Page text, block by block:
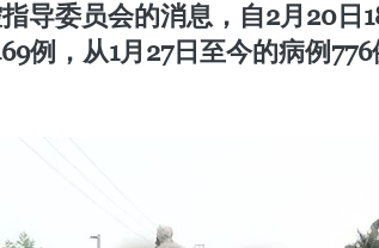
导委员会的消息，自2月20日
例，从1月27日至今的病例776